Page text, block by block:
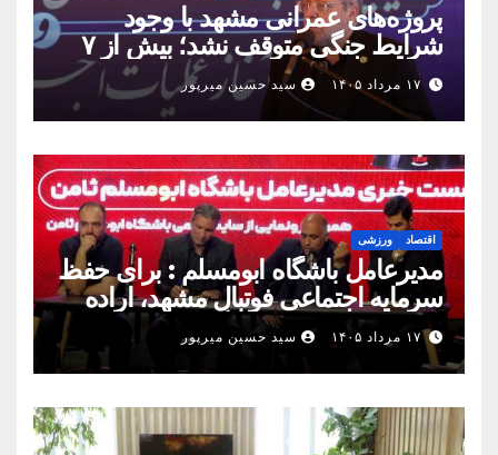
پروژه‌های عمرانی مشهد با وجود
شرایط جنگی متوقف نشد؛ بیش از ۷
همت پروژه در ۱۶۰ روز به بهره‌برداری
رسید
۱۷ مرداد ۱۴۰۵ سید حسین میرپور
اقتصاد ورزشی
مدیرعامل باشگاه ابومسلم : برای حفظ
سرمایه اجتماعی فوتبال مشهد، اراده
مشترک استان شکل بگیرد
۱۷ مرداد ۱۴۰۵ سید حسین میرپور